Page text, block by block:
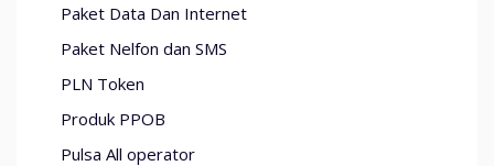
Paket Data Dan Internet
Paket Nelfon dan SMS
PLN Token
Produk PPOB
Pulsa All operator